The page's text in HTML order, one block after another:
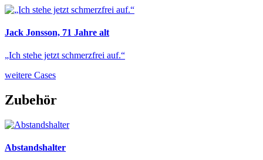
Jack Jonsson, 71 Jahre alt
„Ich stehe jetzt schmerzfrei auf.“
weitere Cases
Zubehör
Abstandshalter